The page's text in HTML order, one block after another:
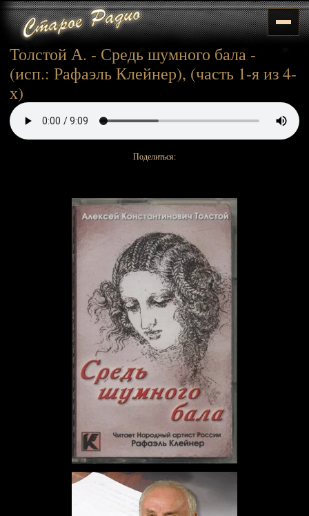
Толстой А. - Средь шумного бала -
(исп.: Рафаэль Клейнер), (часть 1-я из 4-
х)
Поделиться: